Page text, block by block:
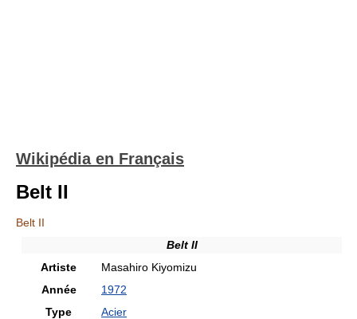
Wikipédia en Français
Belt II
Belt II
Belt II
Artiste
Masahiro Kiyomizu
Année
1972
Type
Acier